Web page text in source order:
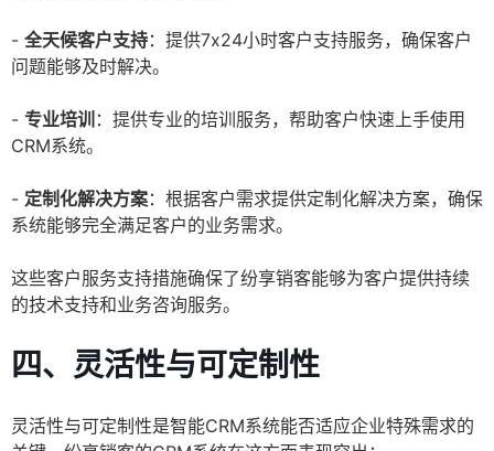
- 全天候客户支持：提供7x24小时客户支持服务，确保客户
问题能够及时解决。
- 专业培训 ：提供专业的培训服务，帮助客户快速上手使用
CRM系统。
- 定制化解决方案：根据客户需求提供定制化解决方案，确保
系统能够完全满足客户的业务需求。
这些客户服务支持措施确保了纷享销客能够为客户提供持续
的技术支持和业务咨询服务。
四、灵活性与可定制性
灵活性与可定制性是智能CRM系统能否适应企业特殊需求的